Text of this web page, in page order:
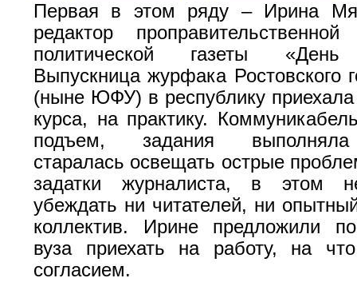
Первая в этом ряду – Ирина
редактор
политической газеты «День
Выпускница журфака Ростовского
(ныне ЮФУ) в республику приехала
курса, на практику.
подъем, задания выполняла
старалась освещать острые
задатки журналиста, в этом
убеждать ни читателей, ни
коллектив. Ирине предложили
вуза приехать на работу, на
согласием.